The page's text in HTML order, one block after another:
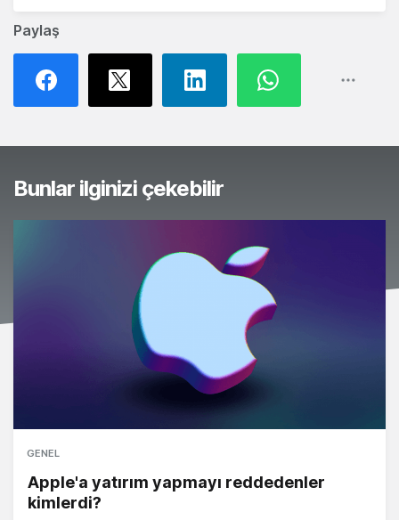
Paylaş
Bunlar ilginizi çekebilir
GENEL
Apple'a yatırım yapmayı reddedenler
kimlerdi?